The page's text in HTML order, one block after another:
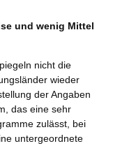
und wenig Mittel
nicht die
wieder
der Angaben
das eine sehr
zulässt, bei
untergeordnete